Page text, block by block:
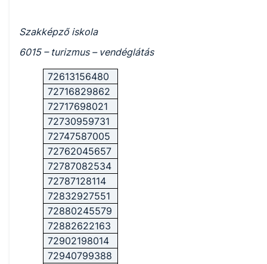
Szakképző iskola
6015 – turizmus – vendéglátás
72613156480
72716829862
72717698021
72730959731
72747587005
72762045657
72787082534
72787128114
72832927551
72880245579
72882622163
72902198014
72940799388